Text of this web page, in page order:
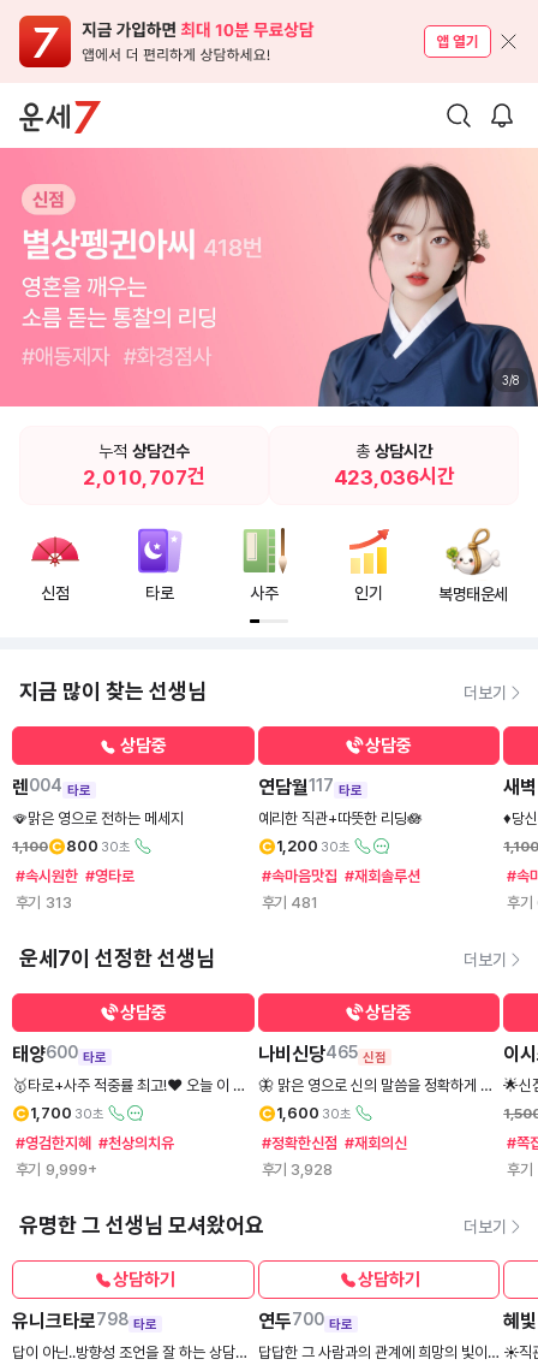
3/8
누적 상담건수
2
건
총 상담시간
4
시간
신점 타로 사주 인기 복명태운세
지금 많이 찾는 선생님 더보기
상담중
렌004 타로
🪭맑은 영으로 전하는 메세지
1,100 800 30초
#속시원한 #영타로
후기 313
상담중
연담월117 타로
예리한 직관+따뜻한 리딩🪷
1,200 30초
#속마음맛집 #재회솔루션
후기 481
새벽
♦️당
#속
후기
운세7이 선정한 선생님 더보기
상담중
태양600 타로
🥇타로+사주 적중률 최고!❤️ 오늘 이 순
간이 가장 따뜻하게 기억되길 바라겠습니
다🙏🏻
1,700 30초
#영검한지혜
#천상의치유
후기 9,999+
상담중
나비신당465 신점
🦋 맑은 영으로 신의 말씀을 정확하게 전
해드리겠습니다. 재회.불임.동성연애.매
매문제로 마음이 힘드신분들께 맑은공수
로말씀을 정확히 전하겠습니다🙏
1,600 30초
#정확한신점 #재회의신
후기 3,928
이
🌟신
직관
#쪽
후기
유명한 그 선생님 모셔왔어요 더보기
상담하기
유니크타로798 타로
답이 아닌..방향성 조언을 잘 하는 상담사.
상담하기
연두700 타로
답답한 그 사람과의 관계에 희망의 빛이
혜빛
☀️직